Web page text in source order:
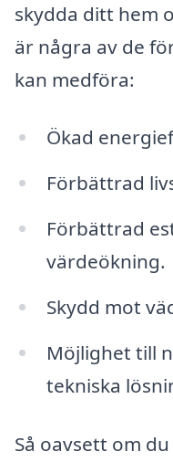
skydda ditt hem
är några av de
kan medföra:
Ökad
Förbättrad
Förbättrad
värdeökning.
Skydd mot
Möjlighet till
tekniska
Så oavsett om